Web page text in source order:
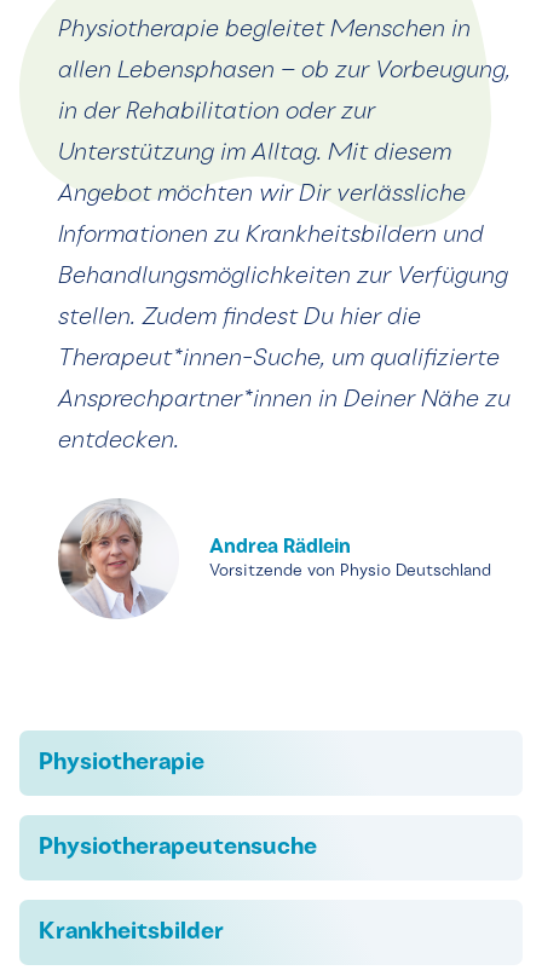
Physiotherapie begleitet Menschen in
allen Lebensphasen – ob zur Vorbeugung,
in der Rehabilitation oder zur
Unterstützung im Alltag. Mit diesem
Angebot möchten wir Dir verlässliche
Informationen zu Krankheitsbildern und
Behandlungsmöglichkeiten zur Verfügung
stellen. Zudem findest Du hier die
Therapeut*innen-Suche, um qualifizierte
Ansprechpartner*innen in Deiner Nähe zu
entdecken.
Andrea Rädlein
Vorsitzende von Physio Deutschland
Physiotherapie
Physiotherapeutensuche
Krankheitsbilder